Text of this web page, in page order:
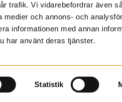
trafik. Vi vidarebefordrar även
medier och annons- och
informationen med annan
har använt deras tjänster.
Statistik
17
faktura@shbygg.se
Fakturainformation till